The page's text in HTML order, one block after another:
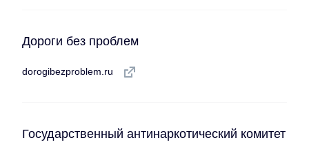
Дороги без проблем
dorogibezproblem.ru
Государственный антинаркотический комитет